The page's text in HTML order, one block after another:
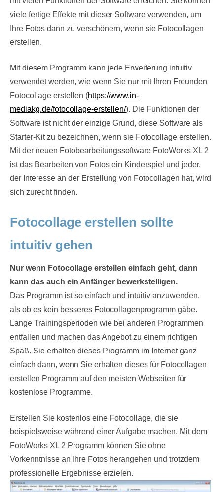
viele fertige Effekte mit dieser Software verwenden, um
Ihre Fotos dann zu verschönern, wenn sie Fotocollagen
erstellen.
Mit diesem Programm kann jede Erweiterung intuitiv
verwendet werden, wie wenn Sie nur mit Ihren Freunden
Fotocollage erstellen (https://www.in-
mediakg.de/fotocollage-erstellen/). Die Funktionen der
Software ist nicht der einzige Grund, diese Software als
Starter-Kit zu bezeichnen, wenn sie Fotocollage erstellen.
Mit der neuen Fotobearbeitungssoftware FotoWorks XL 2
ist das Bearbeiten von Fotos ein Kinderspiel und jeder,
der Interesse an der Erstellung von Fotocollagen hat, wird
sich zurecht finden.
Fotocollage erstellen sollte
intuitiv gehen
Nur wenn Fotocollage erstellen einfach geht, dann
kann das auch ein Anfänger bewerkstelligen.
Das Programm ist so einfach und intuitiv anzuwenden,
als ob es kein besseres Fotocollagenprogramm gäbe.
Lange Trainingsperioden wie bei anderen Programmen
entfallen und machen das Angebot zu einem richtigen
Spaß. Sie erhalten dieses Programm im Internet ganz
einfach dann, wenn Sie erhalten dieses für Fotocollagen
erstellen Programm auf den meisten Webseiten für
kostenlose Programme.
Erstellen Sie kostenlos eine Fotocollage, die sie
beispielsweise während einer Aufgabe machen. Mit dem
FotoWorks XL 2 Programm können Sie ohne
Vorkenntnisse an Ihre Fotos herangehen und trotzdem
professionelle Ergebnisse erzielen.